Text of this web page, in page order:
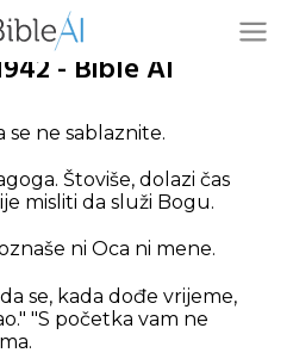
- Bible AI
se ne sablaznite.
Štoviše, dolazi čas
misliti da služi Bogu.
ni Oca ni mene.
se, kada dođe vrijeme,
"S početka vam ne